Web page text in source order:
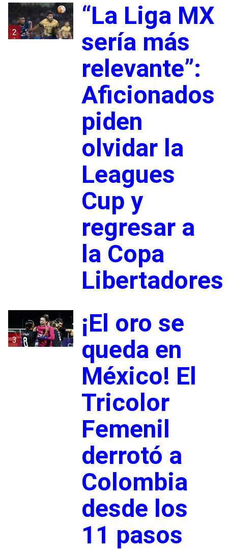
2
“La Liga MX
sería más
relevante”:
Aficionados
piden
olvidar la
Leagues
Cup y
regresar a
la Copa
Libertadores
3
¡El oro se
queda en
México! El
Tricolor
Femenil
derrotó a
Colombia
desde los
11 pasos